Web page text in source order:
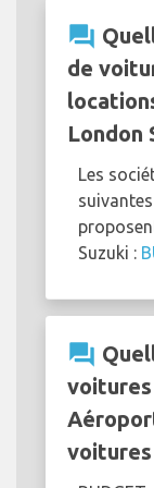
question_answer
de
London
Les
Suzuki :
question_answer
voitures